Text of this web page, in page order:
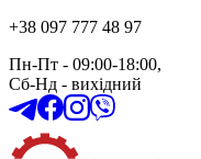
+38 097 777 48 97
Пн-Пт - 09:00-18:00,
Сб-Нд - вихідний